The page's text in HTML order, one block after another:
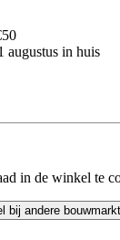
augustus in huis
in de winkel te
bij andere